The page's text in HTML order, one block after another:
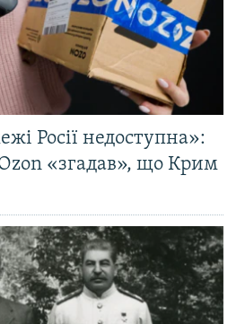
Росії недоступна»:
«згадав», що Крим